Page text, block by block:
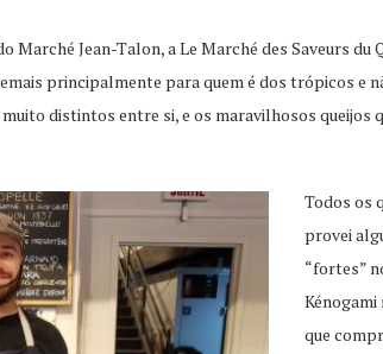
Marché Jean-Talon, a Le Marché des Saveurs du
principalmente para quem é dos trópicos e
distintos entre si, e os maravilhosos queijos
Todos os
provei
“fortes”
que